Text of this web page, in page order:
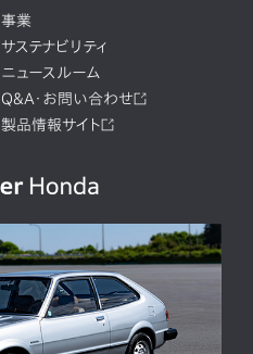
事業
サステナビリティ
ニュースルーム
Q&A・お問い合わせ
製品情報サイト